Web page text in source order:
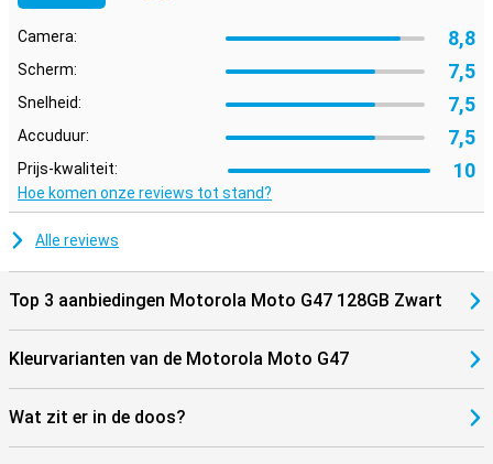
Camera: 8,8
Scherm: 7,5
Snelheid: 7,5
Accuduur: 7,5
Prijs-kwaliteit: 10
Hoe komen onze reviews tot stand?
Alle reviews
Top 3 aanbiedingen Motorola Moto G47 128GB Zwart
Kleurvarianten van de Motorola Moto G47
Wat zit er in de doos?